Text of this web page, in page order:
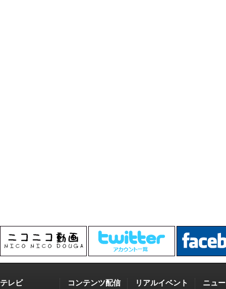
テレビ コンテンツ配信 リアルイベント ニュ